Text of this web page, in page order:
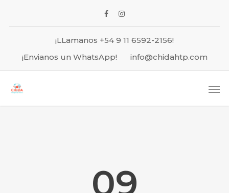
¡LLamanos +54 9 11 6592-2156!
¡Envianos un WhatsApp!
info@chidahtp.com
09